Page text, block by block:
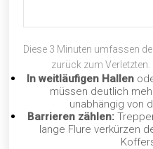
Diese 3 Minuten umfassen
zurück zum Verletzten.
In weitläufigen Hallen
müssen deutlich
unabhängig von
Barrieren zählen:
lange Flure verkürzen